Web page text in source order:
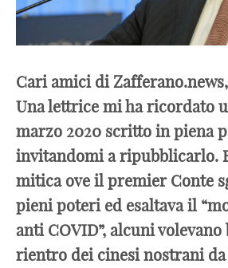
Cari amici di
Una lettrice mi ha ricordato
marzo 2020 scritto in piena
invitandomi a ripubblicarlo.
mitica ove il premier Conte
pieni poteri ed esaltava il
anti COVID”, alcuni
rientro dei cinesi nostrani